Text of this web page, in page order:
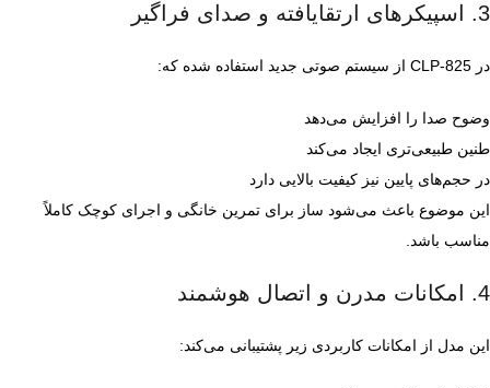
3. اسپیکرهای ارتقایافته و صدای فراگیر
در CLP‑825 از سیستم صوتی جدید استفاده شده که:
وضوح صدا را افزایش می‌دهد
طنین طبیعی‌تری ایجاد می‌کند
در حجم‌های پایین نیز کیفیت بالایی دارد
این موضوع باعث می‌شود ساز برای تمرین خانگی و اجرای کوچک کاملاً
مناسب باشد.
4. امکانات مدرن و اتصال هوشمند
این مدل از امکانات کاربردی زیر پشتیبانی می‌کند: